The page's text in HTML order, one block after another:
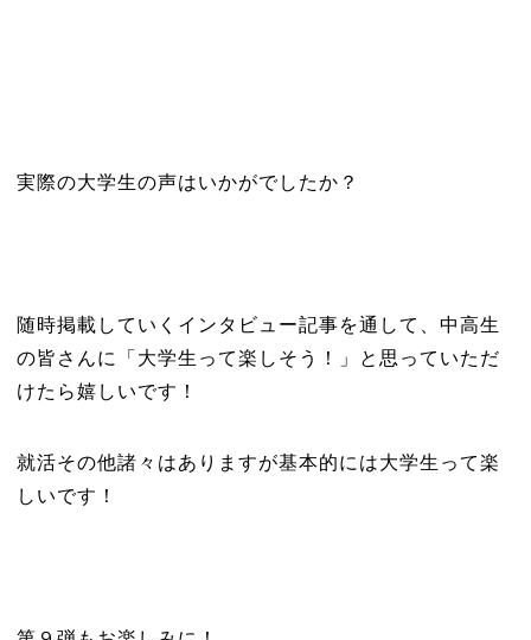
実際の大学生の声はいかがでしたか？
随時掲載していくインタビュー記事を通して、中高生
の皆さんに「大学生って楽しそう！」と思っていただ
けたら嬉しいです！
就活その他諸々はありますが基本的には大学生って楽
しいです！